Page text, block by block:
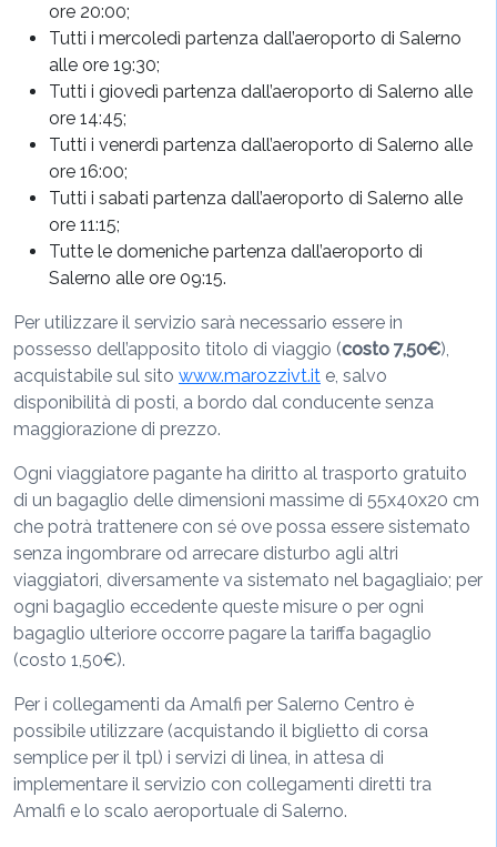
ore 20:00;
Tutti i mercoledì partenza dall’aeroporto di Salerno
alle ore 19:30;
Tutti i giovedì partenza dall’aeroporto di Salerno alle
ore 14:45;
Tutti i venerdì partenza dall’aeroporto di Salerno alle
ore 16:00;
Tutti i sabati partenza dall’aeroporto di Salerno alle
ore 11:15;
Tutte le domeniche partenza dall’aeroporto di
Salerno alle ore 09:15.
Per utilizzare il servizio sarà necessario essere in
possesso dell’apposito titolo di viaggio (costo 7,50€),
acquistabile sul sito www.marozzivt.it e, salvo
disponibilità di posti, a bordo dal conducente senza
maggiorazione di prezzo.
Ogni viaggiatore pagante ha diritto al trasporto gratuito
di un bagaglio delle dimensioni massime di 55x40x20 cm
che potrà trattenere con sé ove possa essere sistemato
senza ingombrare od arrecare disturbo agli altri
viaggiatori, diversamente va sistemato nel bagagliaio; per
ogni bagaglio eccedente queste misure o per ogni
bagaglio ulteriore occorre pagare la tariffa bagaglio
(costo 1,50€).
Per i collegamenti da Amalfi per Salerno Centro è
possibile utilizzare (acquistando il biglietto di corsa
semplice per il tpl) i servizi di linea, in attesa di
implementare il servizio con collegamenti diretti tra
Amalfi e lo scalo aeroportuale di Salerno.